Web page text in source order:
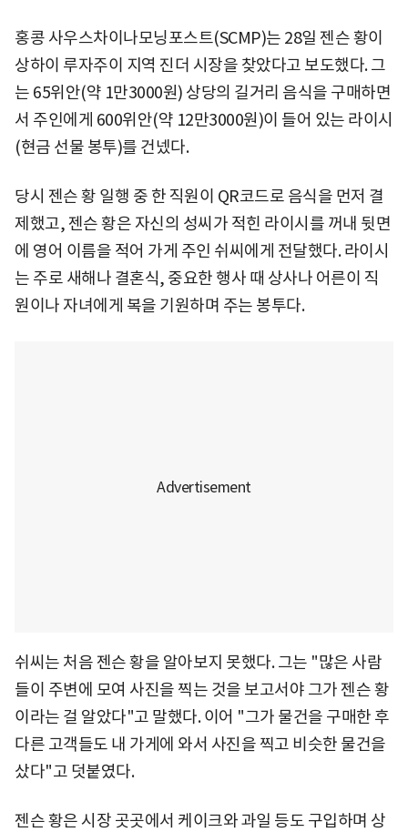
홍콩 사우스차이나모닝포스트(SCMP)는 28일 젠슨 황이
상하이 루자주이 지역 진더 시장을 찾았다고 보도했다. 그
는 65위안(약 1만3000원) 상당의 길거리 음식을 구매하면
서 주인에게 600위안(약 12만3000원)이 들어 있는 라이시
(현금 선물 봉투)를 건넸다.
당시 젠슨 황 일행 중 한 직원이 QR코드로 음식을 먼저 결
제했고, 젠슨 황은 자신의 성씨가 적힌 라이시를 꺼내 뒷면
에 영어 이름을 적어 가게 주인 쉬씨에게 전달했다. 라이시
는 주로 새해나 결혼식, 중요한 행사 때 상사나 어른이 직
원이나 자녀에게 복을 기원하며 주는 봉투다.
쉬씨는 처음 젠슨 황을 알아보지 못했다. 그는 "많은 사람
들이 주변에 모여 사진을 찍는 것을 보고서야 그가 젠슨 황
이라는 걸 알았다"고 말했다. 이어 "그가 물건을 구매한 후
다른 고객들도 내 가게에 와서 사진을 찍고 비슷한 물건을
샀다"고 덧붙였다.
젠슨 황은 시장 곳곳에서 케이크와 과일 등도 구입하며 상